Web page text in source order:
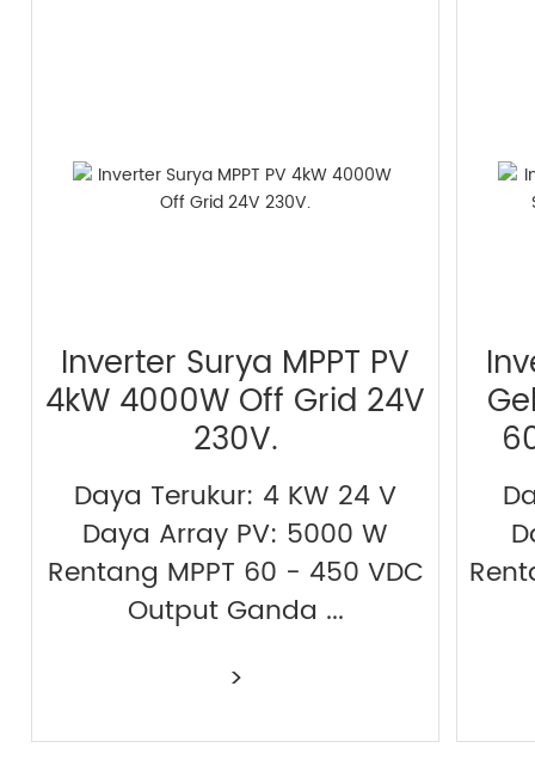
Inverter Surya MPPT PV
4kW 4000W Off Grid 24V
230V.
Daya Terukur: 4 KW 24 V
Daya Array PV: 5000 W
Rentang MPPT 60 - 450 VDC
Output Ganda ...
>